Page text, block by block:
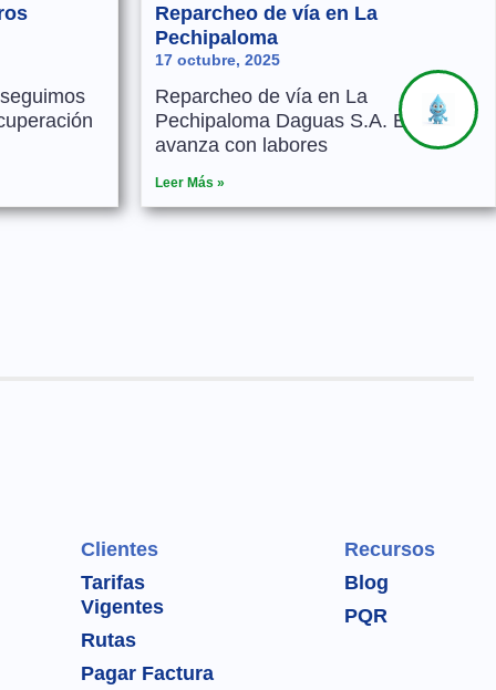
Reparcheo de vía en La
Pechipaloma
17 octubre, 2025
Reparcheo de vía en La
Pechipaloma Daguas S.A. E.S.P.
avanza con labores
Leer Más »
Clientes
Tarifas
Vigentes
Rutas
Pagar Factura
Recursos
Blog
PQR